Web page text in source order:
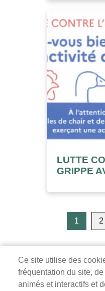
LUTTE
GRIPPE
1 2
Ce site utilise des
fréquentation du site,
animés et interactifs et
Mairie de